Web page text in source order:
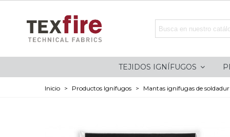
TEJIDOS IGNÍFUGOS
Inicio > Productos Ignífugos > Mantas ignífugas de